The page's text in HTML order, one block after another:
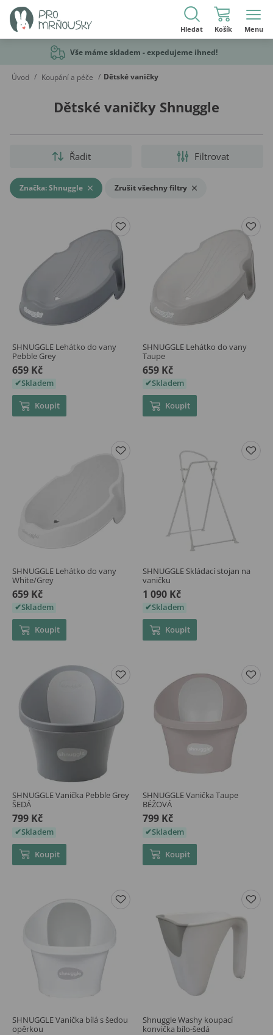
Hledat Košík Menu
Vše máme skladem - expedujeme ihned!
Úvod / Koupání a péče / Dětské vaničky
Dětské vaničky Shnuggle
Filtrovat
Řadit
Značka: Shnuggle Zrušit všechny filtry
SHNUGGLE Lehátko do vany
Pebble Grey
659 Kč
Skladem
Koupit
SHNUGGLE Lehátko do vany
Taupe
659 Kč
Skladem
Koupit
SHNUGGLE Lehátko do vany
White/Grey
659 Kč
Skladem
Koupit
SHNUGGLE Skládací stojan na
vaničku
1 090 Kč
Skladem
Koupit
SHNUGGLE Vanička Pebble Grey
ŠEDÁ
799 Kč
Skladem
Koupit
SHNUGGLE Vanička Taupe
BÉŽOVÁ
799 Kč
Skladem
Koupit
SHNUGGLE Vanička bílá s šedou
opěrkou
Shnuggle Washy koupací
konvička bílo-šedá